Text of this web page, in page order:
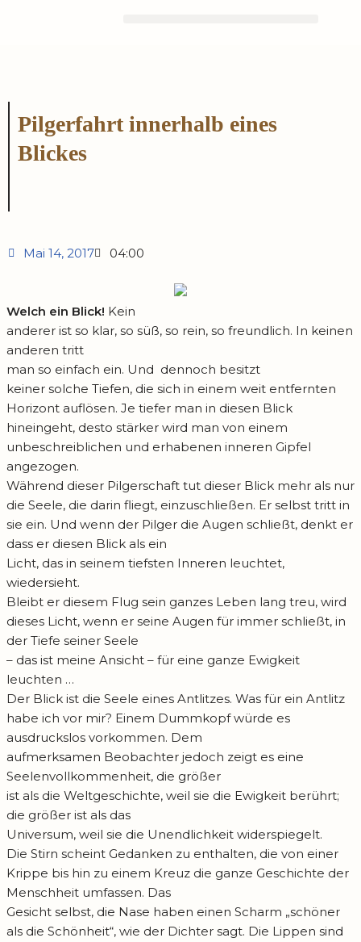
Pilgerfahrt innerhalb eines
Blickes
Mai 14, 2017 04:00
Welch ein Blick! Kein
anderer ist so klar, so süß, so rein, so freundlich. In keinen
anderen tritt
man so einfach ein. Und dennoch besitzt
keiner solche Tiefen, die sich in einem weit entfernten
Horizont auflösen. Je tiefer man in diesen Blick
hineingeht, desto stärker wird man von einem
unbeschreiblichen und erhabenen inneren Gipfel
angezogen.
Während dieser Pilgerschaft tut dieser Blick mehr als nur
die Seele, die darin fliegt, einzuschließen. Er selbst tritt in
sie ein. Und wenn der Pilger die Augen schließt, denkt er
dass er diesen Blick als ein
Licht, das in seinem tiefsten Inneren leuchtet,
wiedersieht.
Bleibt er diesem Flug sein ganzes Leben lang treu, wird
dieses Licht, wenn er seine Augen für immer schließt, in
der Tiefe seiner Seele
– das ist meine Ansicht – für eine ganze Ewigkeit
leuchten …
Der Blick ist die Seele eines Antlitzes. Was für ein Antlitz
habe ich vor mir? Einem Dummkopf würde es
ausdruckslos vorkommen. Dem
aufmerksamen Beobachter jedoch zeigt es eine
Seelenvollkommenheit, die größer
ist als die Weltgeschichte, weil sie die Ewigkeit berührt;
die größer ist als das
Universum, weil sie die Unendlichkeit widerspiegelt.
Die Stirn scheint Gedanken zu enthalten, die von einer
Krippe bis hin zu einem Kreuz die ganze Geschichte der
Menschheit umfassen. Das
Gesicht selbst, die Nase haben einen Scharm „schöner
als die Schönheit“, wie der Dichter sagt. Die Lippen sind